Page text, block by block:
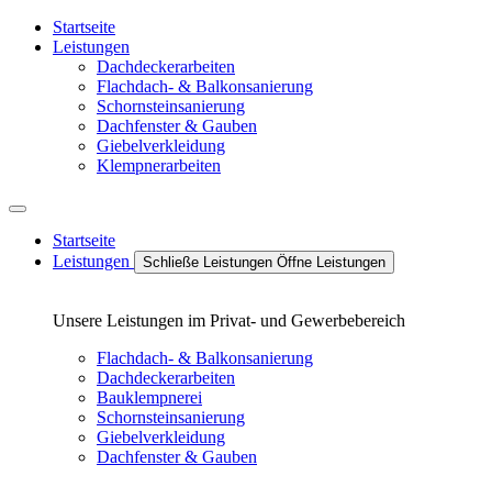
Startseite
Leistungen
Dachdeckerarbeiten
Flachdach- & Balkonsanierung
Schornsteinsanierung
Dachfenster & Gauben
Giebelverkleidung
Klempnerarbeiten
Startseite
Leistungen
Schließe Leistungen Öffne Leistungen
Unsere Leistungen im Privat- und Gewerbebereich
Flachdach- & Balkonsanierung
Dachdeckerarbeiten
Bauklempnerei
Schornsteinsanierung
Giebelverkleidung
Dachfenster & Gauben